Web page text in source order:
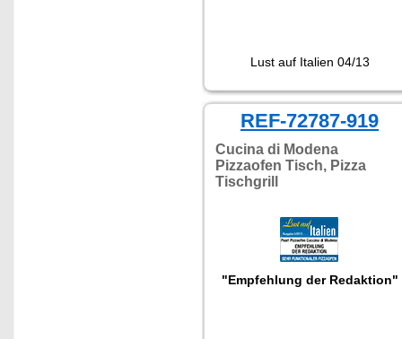
Lust auf Italien 04/13
REF-72787-919
Cucina di Modena
Pizzaofen Tisch, Pizza
Tischgrill
"Empfehlung der Redaktion"